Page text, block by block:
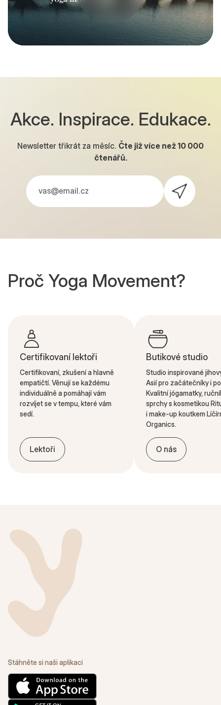
Akce. Inspirace. Edukace.
Newsletter třikrát za měsíc. Čte již více než 10 000
čtenářů.
Proč Yoga Movement?
Certifikovaní lektoři
Certifikovaní, zkušení a hlavně
empatičtí. Věnují se každému
individuálně a pomáhají vám
rozvíjet se v tempu, které vám
sedí.
Lektoři
Butikové studio
Studio inspirované
Asií pro začátečníky i
Kvalitní jógamatky,
sprchy s kosmetikou
i make-up koutkem
Organics.
O nás
Stáhněte si naši aplikaci